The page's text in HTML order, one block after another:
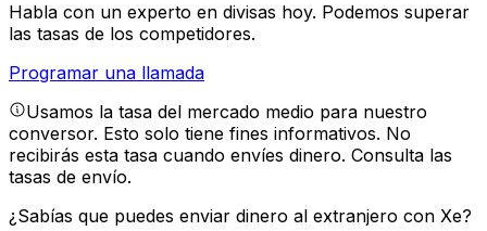
Habla con un experto en divisas hoy. Podemos superar
las tasas de los competidores.
Programar una llamada
Usamos la tasa del mercado medio para nuestro
conversor. Esto solo tiene fines informativos. No
recibirás esta tasa cuando envíes dinero. Consulta las
tasas de envío.
¿Sabías que puedes enviar dinero al extranjero con Xe?